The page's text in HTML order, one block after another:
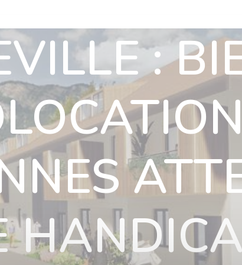
Nous soutenir Ils nous soutiennent Contact
: